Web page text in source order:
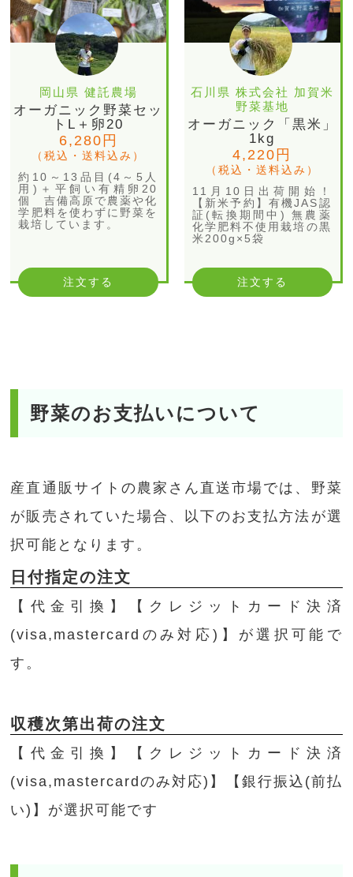
岡山県 健託農場
オーガニック野菜セッ
トL＋卵20
6,280円
（税込・送料込み）
約10～13品目(4～5人
用)＋平飼い有精卵20
個 吉備高原で農薬や化
学肥料を使わずに野菜を
栽培しています。
注文する
石川県 株式会社 加賀米
野菜基地
オーガニック「黒米」
1kg
4,220円
（税込・送料込み）
11月10日出荷開始！
【新米予約】有機JAS認
証(転換期間中) 無農薬
化学肥料不使用栽培の黒
米200g×5袋
注文する
野菜のお支払いについて
産直通販サイトの農家さん直送市場では、野菜
が販売されていた場合、以下のお支払方法が選
択可能となります。
日付指定の注文
【代金引換】【クレジットカード決済
(visa,mastercardのみ対応)】が選択可能で
す。
収穫次第出荷の注文
【代金引換】【クレジットカード決済
(visa,mastercardのみ対応)】【銀行振込(前払
い)】が選択可能です